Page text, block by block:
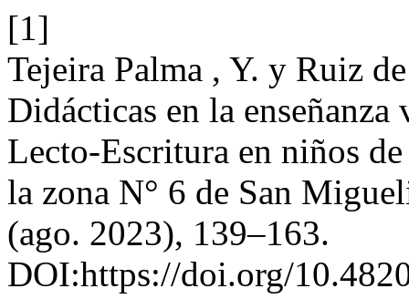
[1]
Tejeira Palma , Y. y Ruiz
Didácticas en la
Lecto-Escritura en niños
la zona N° 6 de San
(ago. 2023), 139–163.
DOI:https://doi.org/